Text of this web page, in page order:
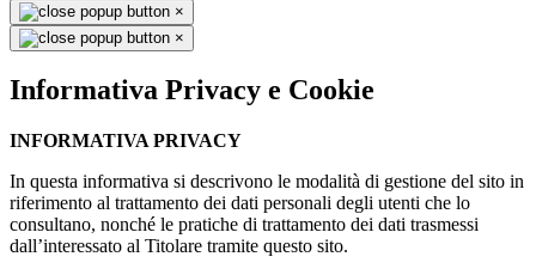
×
×
Informativa Privacy e Cookie
INFORMATIVA PRIVACY
In questa informativa si descrivono le modalità di gestione del sito in
riferimento al trattamento dei dati personali degli utenti che lo
consultano, nonché le pratiche di trattamento dei dati trasmessi
dall’interessato al Titolare tramite questo sito.